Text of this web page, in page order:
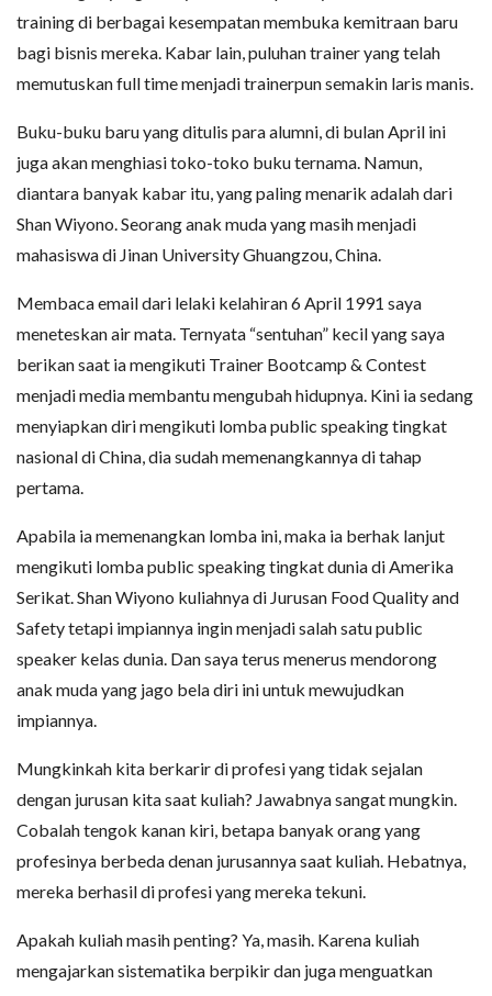
training di berbagai kesempatan membuka kemitraan baru
bagi bisnis mereka. Kabar lain, puluhan trainer yang telah
memutuskan full time menjadi trainerpun semakin laris manis.
Buku-buku baru yang ditulis para alumni, di bulan April ini
juga akan menghiasi toko-toko buku ternama. Namun,
diantara banyak kabar itu, yang paling menarik adalah dari
Shan Wiyono. Seorang anak muda yang masih menjadi
mahasiswa di Jinan University Ghuangzou, China.
Membaca email dari lelaki kelahiran 6 April 1991 saya
meneteskan air mata. Ternyata “sentuhan” kecil yang saya
berikan saat ia mengikuti Trainer Bootcamp & Contest
menjadi media membantu mengubah hidupnya. Kini ia sedang
menyiapkan diri mengikuti lomba public speaking tingkat
nasional di China, dia sudah memenangkannya di tahap
pertama.
Apabila ia memenangkan lomba ini, maka ia berhak lanjut
mengikuti lomba public speaking tingkat dunia di Amerika
Serikat. Shan Wiyono kuliahnya di Jurusan Food Quality and
Safety tetapi impiannya ingin menjadi salah satu public
speaker kelas dunia. Dan saya terus menerus mendorong
anak muda yang jago bela diri ini untuk mewujudkan
impiannya.
Mungkinkah kita berkarir di profesi yang tidak sejalan
dengan jurusan kita saat kuliah? Jawabnya sangat mungkin.
Cobalah tengok kanan kiri, betapa banyak orang yang
profesinya berbeda denan jurusannya saat kuliah. Hebatnya,
mereka berhasil di profesi yang mereka tekuni.
Apakah kuliah masih penting? Ya, masih. Karena kuliah
mengajarkan sistematika berpikir dan juga menguatkan